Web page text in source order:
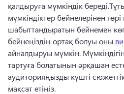
қалдыруға мүмкіндік береді.
мүмкіндіктер бейнелерінен
шабыттандыратын бейнемен көп
бейнеңіздің ортақ болуы оны
айналдыруы мүмкін.
тартуға болатынын әрқашан
аудиторияңызды күшті
мақсат етіңіз.